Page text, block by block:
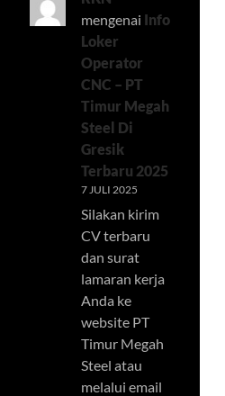
mengenai Info
Loker
Operator
CNC – PT
Timur Megah
Steel Di
Gresik
Terbaru 2025
7 JULI 2025
Silakan kirim
CV terbaru
dan surat
lamaran kerja
Anda ke
website PT
Timur Megah
Steel atau
melalui email